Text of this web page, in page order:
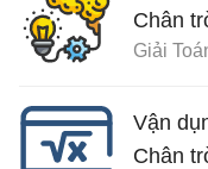
Chân
Giải
Vận
Chân